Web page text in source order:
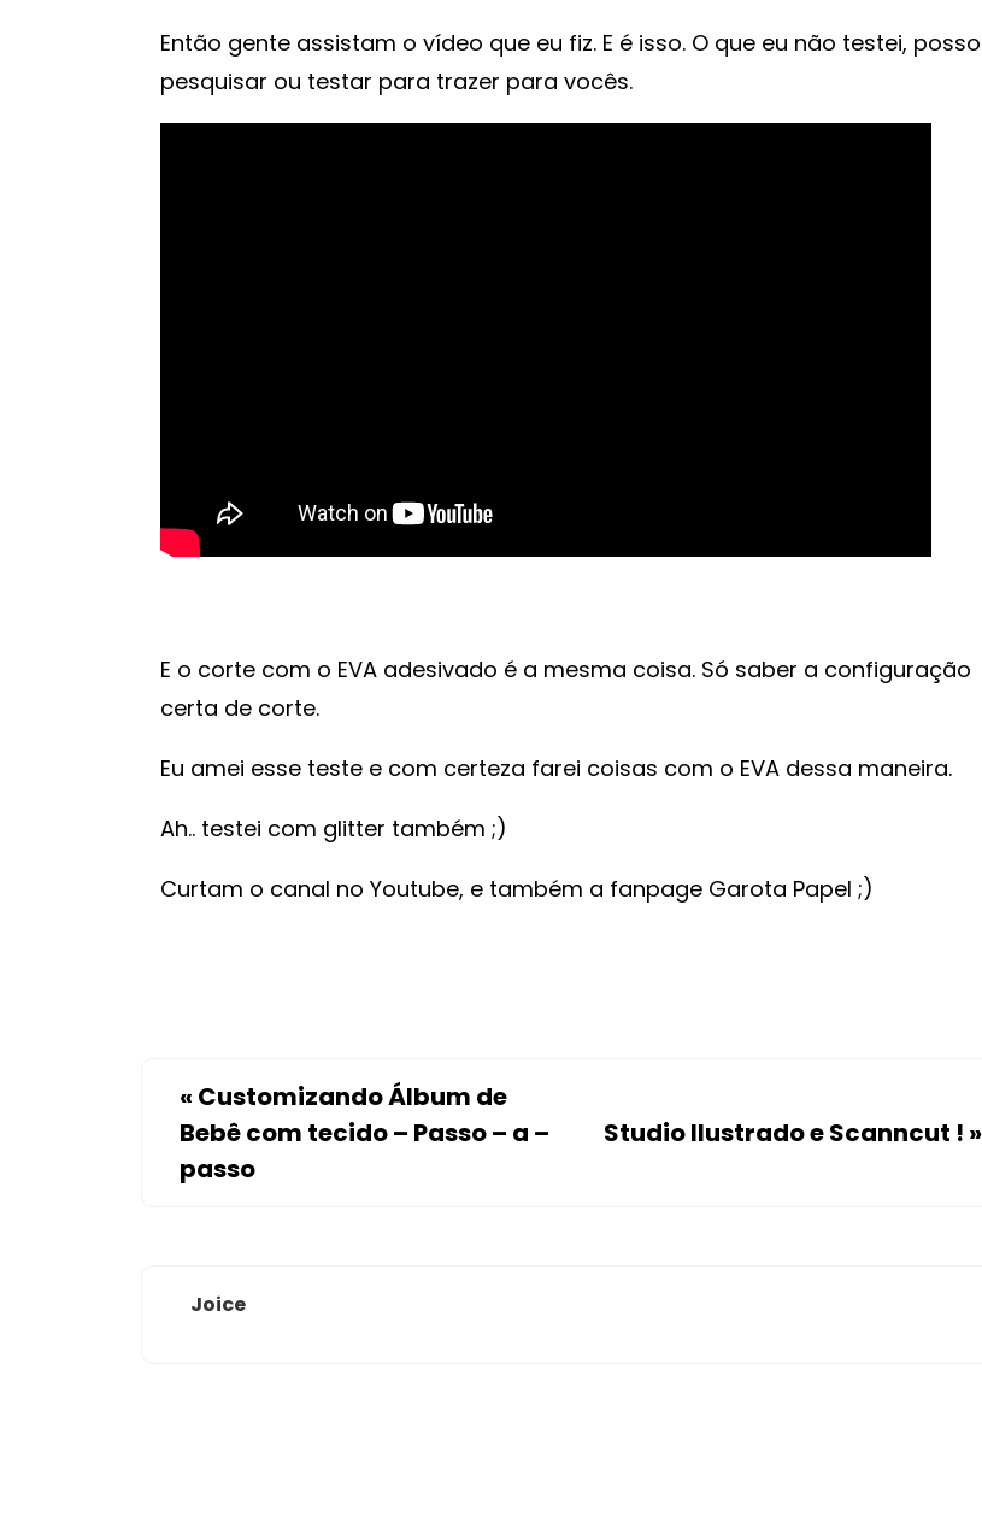
Então gente assistam o vídeo que eu fiz. E é isso. O que eu não testei, posso
pesquisar ou testar para trazer para vocês.
E o corte com o EVA adesivado é a mesma coisa. Só saber a configuração
certa de corte.
Eu amei esse teste e com certeza farei coisas com o EVA dessa maneira.
Ah.. testei com glitter também ;)
Curtam o canal no Youtube, e também a fanpage Garota Papel ;)
« Customizando Álbum de
Bebê com tecido – Passo – a –
passo
Studio Ilustrado e Scanncut ! »
Joice